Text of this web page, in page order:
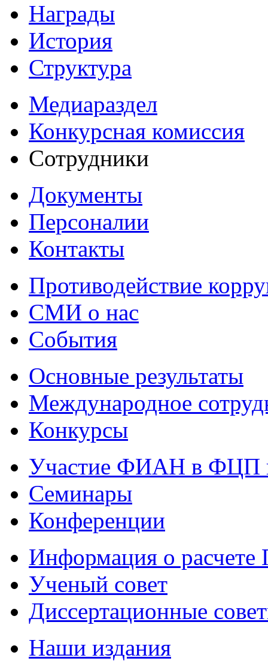
Награды
История
Структура
Медиараздел
Конкурсная комиссия
Сотрудники
Документы
Персоналии
Контакты
Противодействие
СМИ о нас
События
Основные результаты
Международное
Конкурсы
Участие ФИАН в ФЦП
Семинары
Конференции
Информация о
Ученый совет
Диссертационные
Наши издания